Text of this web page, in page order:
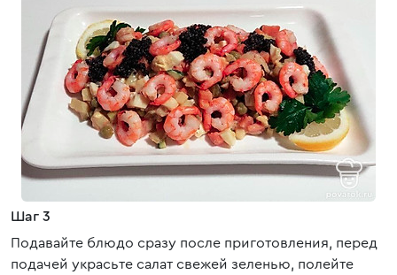
Шаг 3
Подавайте блюдо сразу после приготовления, перед
подачей украсьте салат свежей зеленью, полейте